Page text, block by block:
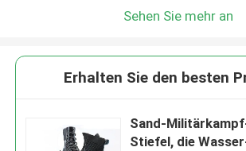
Sehen Sie mehr an
Erhalten Sie den besten
Sand-
Stiefel, die